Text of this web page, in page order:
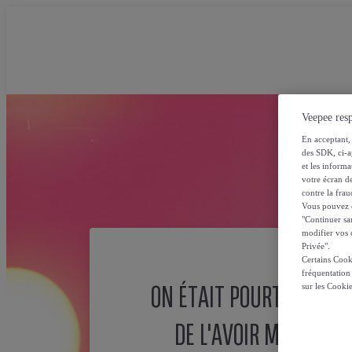
ON ÉTAIT POURTANT
DE L'AVOIR MISE ICI !
Veepee
En
des SDK, ci-
et les
votre écran
contre la
Vous pouvez
"Continuer
modifier vos
Privée".
Certains
fréquentation
sur les